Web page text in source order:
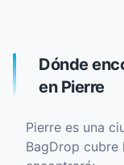
Dónde
en Pierre
Pierre es una
BagDrop cubre